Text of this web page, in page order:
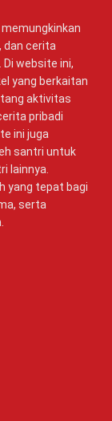
dan cerita
website ini,
yang berkaitan
aktivitas
pribadi
ini juga
santri untuk
lainnya.
yang tepat bagi
serta